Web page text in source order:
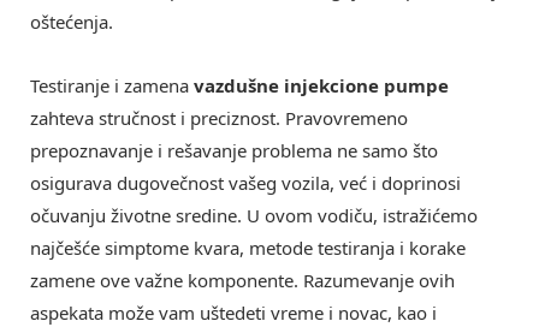
oštećenja.
Testiranje i zamena vazdušne injekcione pumpe
zahteva stručnost i preciznost. Pravovremeno
prepoznavanje i rešavanje problema ne samo što
osigurava dugovečnost vašeg vozila, već i doprinosi
očuvanju životne sredine. U ovom vodiču, istražićemo
najčešće simptome kvara, metode testiranja i korake
zamene ove važne komponente. Razumevanje ovih
aspekata može vam uštedeti vreme i novac, kao i